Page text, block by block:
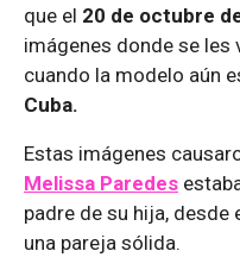
que el 20 de octubre
imágenes donde se les
cuando la modelo aún
Cuba.
Estas imágenes
Melissa Paredes
padre de su hija, desde
una pareja sólida.